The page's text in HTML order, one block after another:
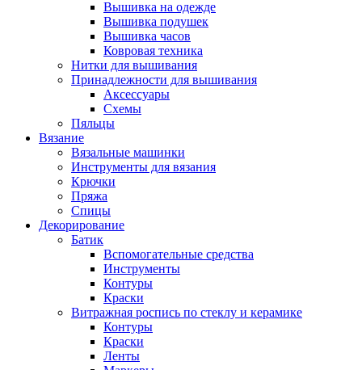
Вышивка на одежде
Вышивка подушек
Вышивка часов
Ковровая техника
Нитки для вышивания
Принадлежности для вышивания
Аксессуары
Схемы
Пяльцы
Вязание
Вязальные машинки
Инструменты для вязания
Крючки
Пряжа
Спицы
Декорирование
Батик
Вспомогательные средства
Инструменты
Контуры
Краски
Витражная роспись по стеклу и керамике
Контуры
Краски
Ленты